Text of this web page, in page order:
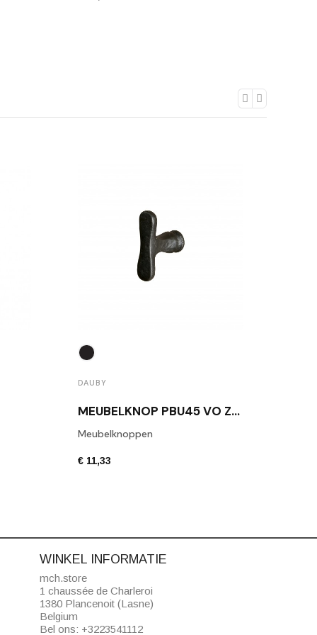
DAUBY
MEUBELKNOP PBU45 VO ZWART
Meubelknoppen
€ 11,33
WINKEL INFORMATIE
mch.store
1 chaussée de Charleroi
1380 Plancenoit (Lasne)
Belgium
Bel ons: +3223541112